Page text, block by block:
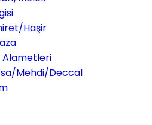
Haşir
Alametleri
Mehdi/Deccal